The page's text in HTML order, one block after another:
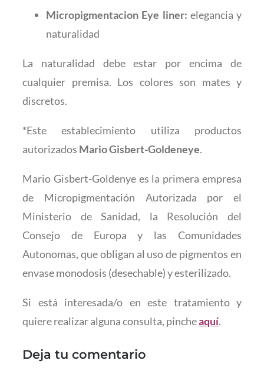
Micropigmentacion Eye liner: elegancia y
naturalidad
La naturalidad debe estar por encima de
cualquier premisa. Los colores son mates y
discretos.
*Este establecimiento utiliza productos
autorizados Mario Gisbert-Goldeneye.
Mario Gisbert-Goldenye es la primera empresa
de Micropigmentación Autorizada por el
Ministerio de Sanidad, la Resolución del
Consejo de Europa y las Comunidades
Autonomas, que obligan al uso de pigmentos en
envase monodosis (desechable) y esterilizado.
Si está interesada/o en este tratamiento y
quiere realizar alguna consulta, pincheaquí.
Deja tu comentario